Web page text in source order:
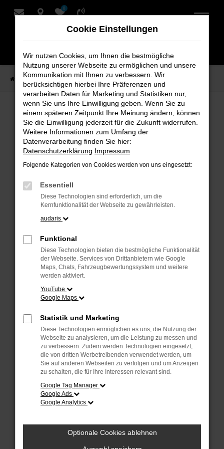
Zum
0
Startseite Verkauf Fahrzeug-Showroom
Fahrzeug-Showroom
Beim Laden ist ein Fehler aufgetreten.
Hier sind ein paar Tipps, die dir helfen können:
Überprüfe deine Firewall und deine
Internetverbindung.
Laden andere Webseiten, zum Beispiel
deine Suchmaschine?
Prüfe deine Browsererweiterungen.
Manche Erweiterungen, wie Werbeblocker,
können das Laden bestimmter Seiten
verhindern. Funktioniert die Seite in einem
anderen Browser oder in einem privaten
Fenster?
Starte dein Gerät neu.
Das kann manchmal helfen,
vorübergehende Probleme zu beheben.
Stelle sicher, dass dein Browser und dein
Betriebssystem auf dem neuesten Stand
Veraltete Software birgt nicht nur ein
Cookie Einstellungen
Wir nutzen Cookies, um Ihnen die bestmögliche
Nutzung unserer Webseite zu ermöglichen und unsere
Kommunikation mit Ihnen zu verbessern. Wir
berücksichtigen hierbei Ihre Präferenzen und
verarbeiten Daten für Marketing und Statistiken nur,
wenn Sie uns Ihre Einwilligung geben. Wenn Sie zu
einem späteren Zeitpunkt Ihre Meinung ändern, können
Sie die Einwilligung jederzeit für die Zukunft widerrufen.
Weitere Informationen zum Umfang der
Datenverarbeitung finden Sie hier:
Datenschutzerklärung Impressum
Folgende Kategorien von Cookies werden von uns eingesetzt:
Essentiell
Diese Technologien sind erforderlich, um die
Kernfunktionalität der Webseite zu gewährleisten.
audaris
Funktional
Diese Technologien bieten die bestmögliche Funktionalität
der Webseite. Services von Drittanbietern wie Google
Maps, Chats, Fahrzeugbewertungssystem und weitere
werden aktiviert.
YouTube
Google Maps
Statistik und Marketing
Diese Technologien ermöglichen es uns, die Nutzung der
Webseite zu analysieren, um die Leistung zu messen und
zu verbessern. Zudem werden Technologien eingesetzt,
die von dritten Werbetreibenden verwendet werden, um
Sie auf anderen Webseiten zu verfolgen und um Anzeigen
zu schalten, die für Ihre Interessen relevant sind.
Google Tag Manager
Google Ads
Google Analytics
Optionale Cookies ablehnen